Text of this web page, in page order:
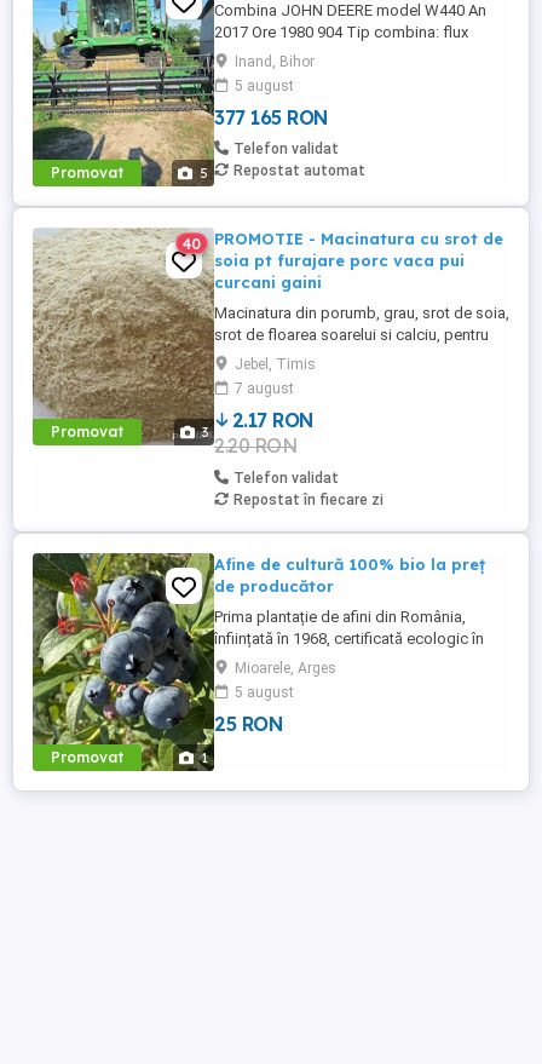
Promovat 5
Combina JOHN DEERE model W440 An
2017 Ore 1980 904 Tip combina: flux
normal, cu batator si scuturatori, pentru
recoltare plante paioase, prasitoare
Motor: marca Agco Power; capacitate
cilindrica 7,4 litri, nr. pistoane: 6, Putere
nominala: 238 CP, putere maxima: 253 CP
Transmisie hidrostatica 25 ...
Inand, Bihor
5 august
377 165 RON
Telefon validat
Repostat automat
Promovat 3
40
PROMOTIE - Macinatura cu srot de
soia pt furajare porc vaca pui
curcani gaini
Macinatura din porumb, grau, srot de soia,
srot de floarea soarelui si calciu, pentru
furajarea animalelor. La cerere putem
produce si din alte cereale, srot de soia,
srot de rapita si altele. Pentru detalii si
retete va rog sa ma sunati. La cantitati mai
mari oferim transport. Pret de la 2,17 lei
kg. ...
Jebel, Timis
7 august
2.17 RON
2.20 RON
Telefon validat
Repostat în fiecare zi
Promovat 1
Afine de cultură 100% bio la preț
de producător
Prima plantație de afini din România,
înființată în 1968, certificată ecologic în
2016, vă așteaptă în perioada 6 - 16
august cu afine culese la prețul de 25 lei
kg sau, dacă doriți o experiență autentică,
puteți să le culegeți dumneavoastră la
Mioarele, Arges
5 august
25 RON